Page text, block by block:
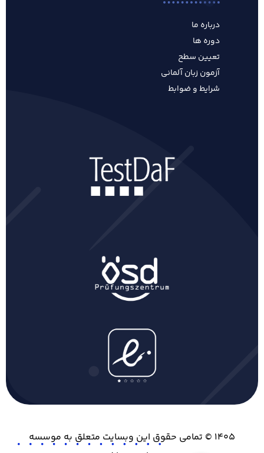
درباره ما
دوره ها
تعیین سطح
آزمون زبان آلمانی
شرایط و ضوابط
۱۴۰۵ © تمامی حقوق این وبسایت متعلق به موسسه